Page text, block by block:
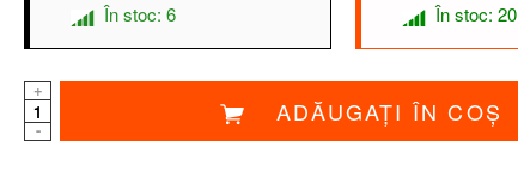
În stoc: 6 În stoc: 20
+
-
ADĂUGAȚI ÎN COȘ